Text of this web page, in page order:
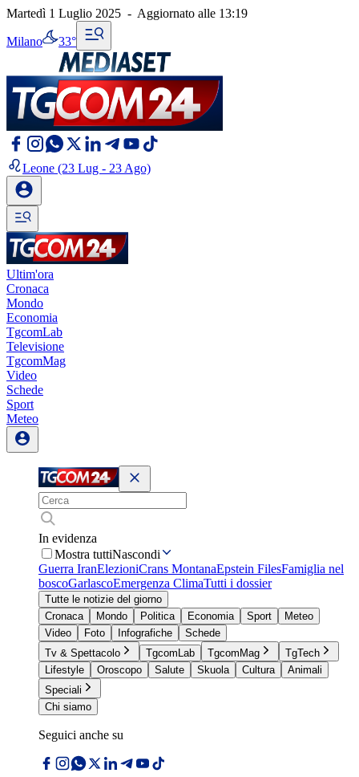
Martedì 1 Luglio 2025 - Aggiornato alle 13:19
Milano 33°
Leone (23 Lug - 23 Ago)
Ultim'ora
Cronaca
Mondo
Economia
TgcomLab
Televisione
TgcomMag
Video
Schede
Sport
Meteo
In evidenza
Mostra tuttiNascondi
Guerra IranElezioniCrans MontanaEpstein FilesFamiglia nel
boscoGarlascoEmergenza ClimaTutti i dossier
Tutte le notizie del giorno
Cronaca
Mondo Politica Economia Sport
Meteo
Video
Foto Infografiche
Schede
Tv & Spettacolo
TgcomLab TgcomMag
TgTech
Lifestyle
Oroscopo Salute Skuola Cultura
Animali
Speciali
Chi siamo
Seguici anche su